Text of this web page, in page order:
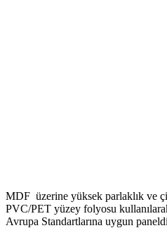
MDF üzerine yüksek parlaklık ve
PVC/PET yüzey folyosu
Avrupa Standartlarına uygun